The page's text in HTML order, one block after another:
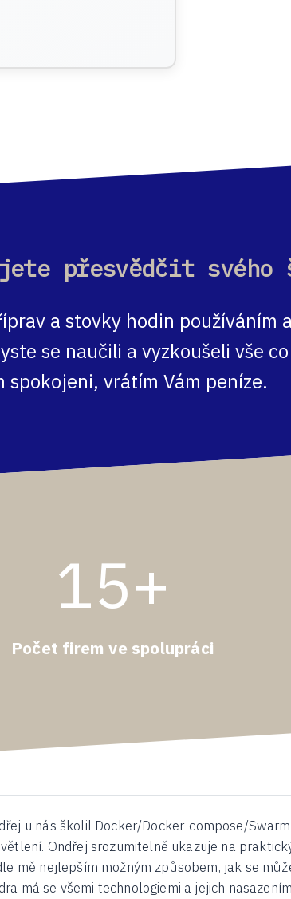
přesvědčit svého
a stovky hodin používáním
se naučili a vyzkoušeli vše
vrátím Vám peníze.
15+
Počet firem ve spolupráci
u nás školil Docker/Docker-compose/
Ondřej srozumitelně ukazuje na
mě nejlepším možným způsobem, jak se
má se všemi technologiemi a jejich